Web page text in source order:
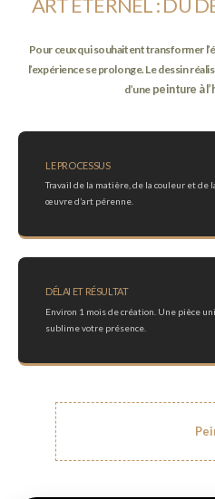
Pour ceux qui souhaitent transformer
l’expérience se prolonge. Le dessin
d’une peinture à
LE PROCESSUS
Travail de la matière, de la couleur et de
œuvre d’art pérenne.
DÉLAI ET RÉSULTAT
Environ 1 mois de création. Une pièce
sublime votre présence.